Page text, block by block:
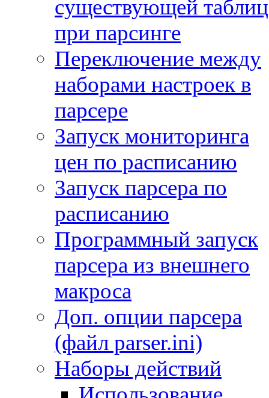
существующей
при парсинге
Переключение между
наборами настроек в
парсере
Запуск мониторинга
цен по расписанию
Запуск парсера по
расписанию
Программный запуск
парсера из внешнего
макроса
Доп. опции парсера
(файл parser.ini)
Наборы действий